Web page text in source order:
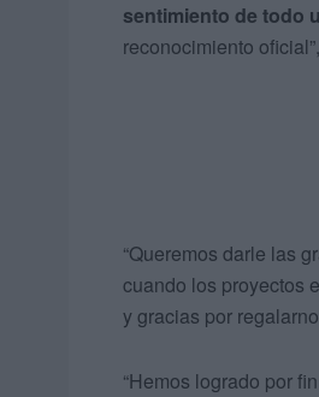
sentimiento de todo
reconocimiento
“Queremos darle las
cuando los proyectos
y gracias por
“Hemos logrado por